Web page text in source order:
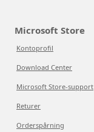
Microsoft Store
Kontoprofil
Download Center
Microsoft Store-support
Returer
Orderspårning